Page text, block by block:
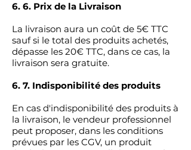
6. 6. Prix de la Livraison
La livraison aura un coût de 5€ TTC
sauf si le total des produits achetés,
dépasse les 20€ TTC, dans ce cas, la
livraison sera gratuite.
6. 7. Indisponibilité des produits
En cas d'indisponibilité des produits à
la livraison, le vendeur professionnel
peut proposer, dans les conditions
prévues par les CGV, un produit